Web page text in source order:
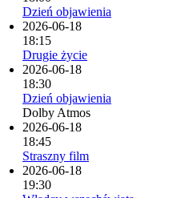
Dzień objawienia
2026-06-18
18:15
Drugie życie
2026-06-18
18:30
Dzień objawienia
Dolby Atmos
2026-06-18
18:45
Straszny film
2026-06-18
19:30